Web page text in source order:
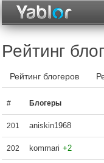
Рейтинг
Рейтинг блогеров
# Блогеры
201 aniskin1968
202 kommari +2